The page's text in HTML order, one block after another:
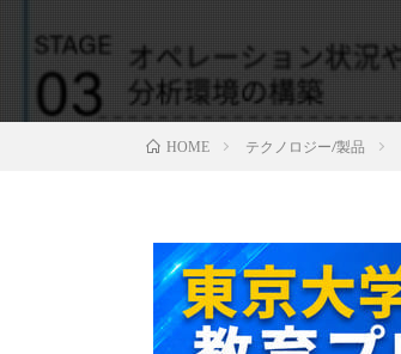
HOME テクノロジー/製品